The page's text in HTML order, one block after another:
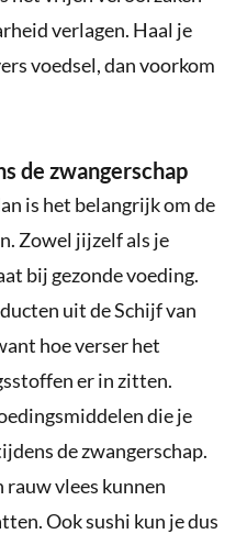
verlagen. Haal je
voedsel, dan voorkom
de zwangerschap
is het belangrijk om de
Zowel jijzelf als je
bij gezonde voeding.
uit de Schijf van
hoe verser het
er in zitten.
die je
de zwangerschap.
rauw vlees kunnen
Ook sushi kun je dus